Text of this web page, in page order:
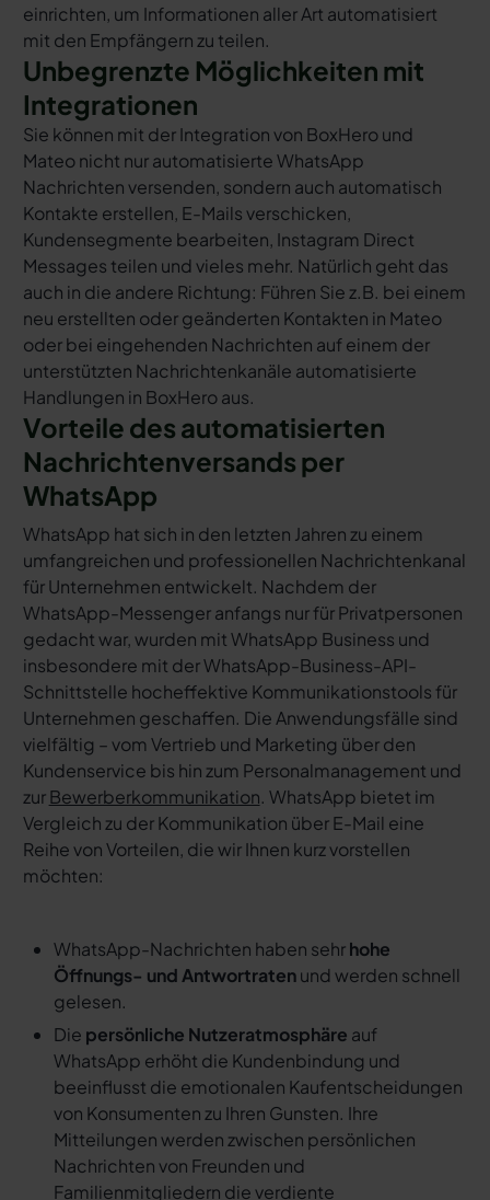
einrichten, um Informationen aller Art automatisiert
mit den Empfängern zu teilen.
Unbegrenzte Möglichkeiten mit
Integrationen
Sie können mit der Integration von BoxHero und
Mateo nicht nur automatisierte WhatsApp
Nachrichten versenden, sondern auch automatisch
Kontakte erstellen, E-Mails verschicken,
Kundensegmente bearbeiten, Instagram Direct
Messages teilen und vieles mehr. Natürlich geht das
auch in die andere Richtung: Führen Sie z.B. bei einem
neu erstellten oder geänderten Kontakten in Mateo
oder bei eingehenden Nachrichten auf einem der
unterstützten Nachrichtenkanäle automatisierte
Handlungen in BoxHero aus.
Vorteile des automatisierten
Nachrichtenversands per
WhatsApp
WhatsApp hat sich in den letzten Jahren zu einem
umfangreichen und professionellen Nachrichtenkanal
für Unternehmen entwickelt. Nachdem der
WhatsApp-Messenger anfangs nur für Privatpersonen
gedacht war, wurden mit WhatsApp Business und
insbesondere mit der WhatsApp-Business-API-
Schnittstelle hocheffektive Kommunikationstools für
Unternehmen geschaffen. Die Anwendungsfälle sind
vielfältig – vom Vertrieb und Marketing über den
Kundenservice bis hin zum Personalmanagement und
zurBewerberkommunikation. WhatsApp bietet im
Vergleich zu der Kommunikation über E-Mail eine
Reihe von Vorteilen, die wir Ihnen kurz vorstellen
möchten:
WhatsApp-Nachrichten haben sehrhohe
Öffnungs- und Antwortratenund werden schnell
gelesen.
Die persönliche Nutzeratmosphäre auf
WhatsApp erhöht die Kundenbindung und
beeinflusst die emotionalen Kaufentscheidungen
von Konsumenten zu Ihren Gunsten. Ihre
Mitteilungen werden zwischen persönlichen
Nachrichten von Freunden und
Familienmitgliedern die verdiente